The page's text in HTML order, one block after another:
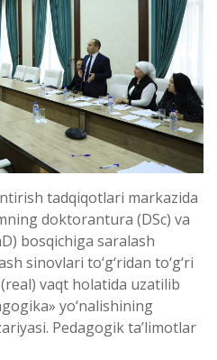
tadqiqotlari markazida
doktorantura (DSc) va
bosqichiga saralash
sinovlari to‘g‘ridan to‘g‘ri
vaqt holatida uzatilib
yo‘nalishining
Pedagogik ta’limotlar